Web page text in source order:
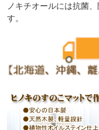
ノキチオールには抗菌
す。